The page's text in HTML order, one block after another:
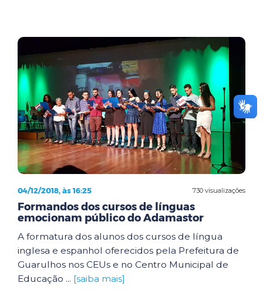
730 visualizações
04/12/2018, às 16:25
Formandos dos cursos de línguas
emocionam público do Adamastor
A formatura dos alunos dos cursos de língua
inglesa e espanhol oferecidos pela Prefeitura de
Guarulhos nos CEUs e no Centro Municipal de
Educação ... [saiba mais]